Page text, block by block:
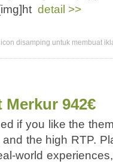
detail >>
icon disamping untuk membuat
942€
if you like the
the high RTP.
world